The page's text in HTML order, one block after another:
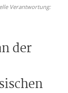
Verantwortung:
der